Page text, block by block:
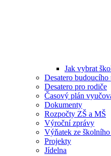
Jak vybrat
Desatero budoucího
Desatero pro rodiče
Časový plán
Dokumenty
Rozpočty ZŠ a MŠ
Výroční zprávy
Výňatek ze školního
Projekty
Jídelna